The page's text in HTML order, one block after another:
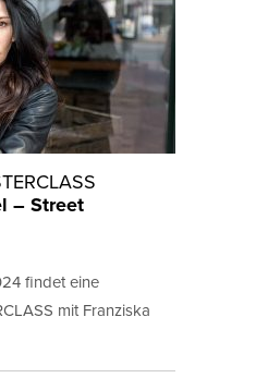
– Street
findet eine
mit Franziska